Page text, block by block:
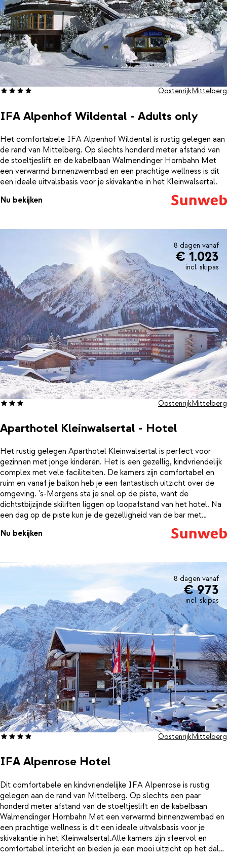
IFA Alpenhof Wildental - Adults only
OostenrijkMittelberg
Het comfortabele IFA Alpenhof Wildental is rustig gelegen aan
de rand van Mittelberg. Op slechts honderd meter afstand van
de stoeltjeslift en de kabelbaan Walmendinger Hornbahn Met
een verwarmd binnenzwembad en een prachtige wellness is dit
een ideale uitvalsbasis voor je skivakantie in het Kleinwalsertal.
Nu bekijken
8 dagen vanaf
€ 1.023
incl. skipas
Aparthotel Kleinwalsertal - Hotel
OostenrijkMittelberg
Het rustig gelegen Aparthotel Kleinwalsertal is perfect voor
gezinnen met jonge kinderen. Het is een gezellig, kindvriendelijk
complex met vele faciliteiten. De kamers zijn comfortabel en
ruim en vanaf je balkon heb je een fantastisch uitzicht over de
omgeving. 's-Morgens sta je snel op de piste, want de
dichtstbijzijnde skiliften liggen op loopafstand van het hotel. Na
een dag op de piste kun je de gezelligheid van de bar met
livemuziek opzoeken, je reisgenoten uitdagen tot een spelletje
kegelen, badminton of tafeltennis, even relaxen in de Finse
Nu bekijken
8 dagen vanaf
€ 973
incl. skipas
IFA Alpenrose Hotel
OostenrijkMittelberg
Dit comfortabele en kindvriendelijke IFA Alpenrose is rustig
gelegen aan de rand van Mittelberg. Op slechts een paar
honderd meter afstand van de stoeltjeslift en de kabelbaan
Walmendinger Hornbahn Met een verwarmd binnenzwembad en
een prachtige wellness is dit een ideale uitvalsbasis voor je
skivakantie in het Kleinwalsertal.Alle kamers zijn sfeervol en
comfortabel intericht en bieden je een mooi uitzicht op het dal